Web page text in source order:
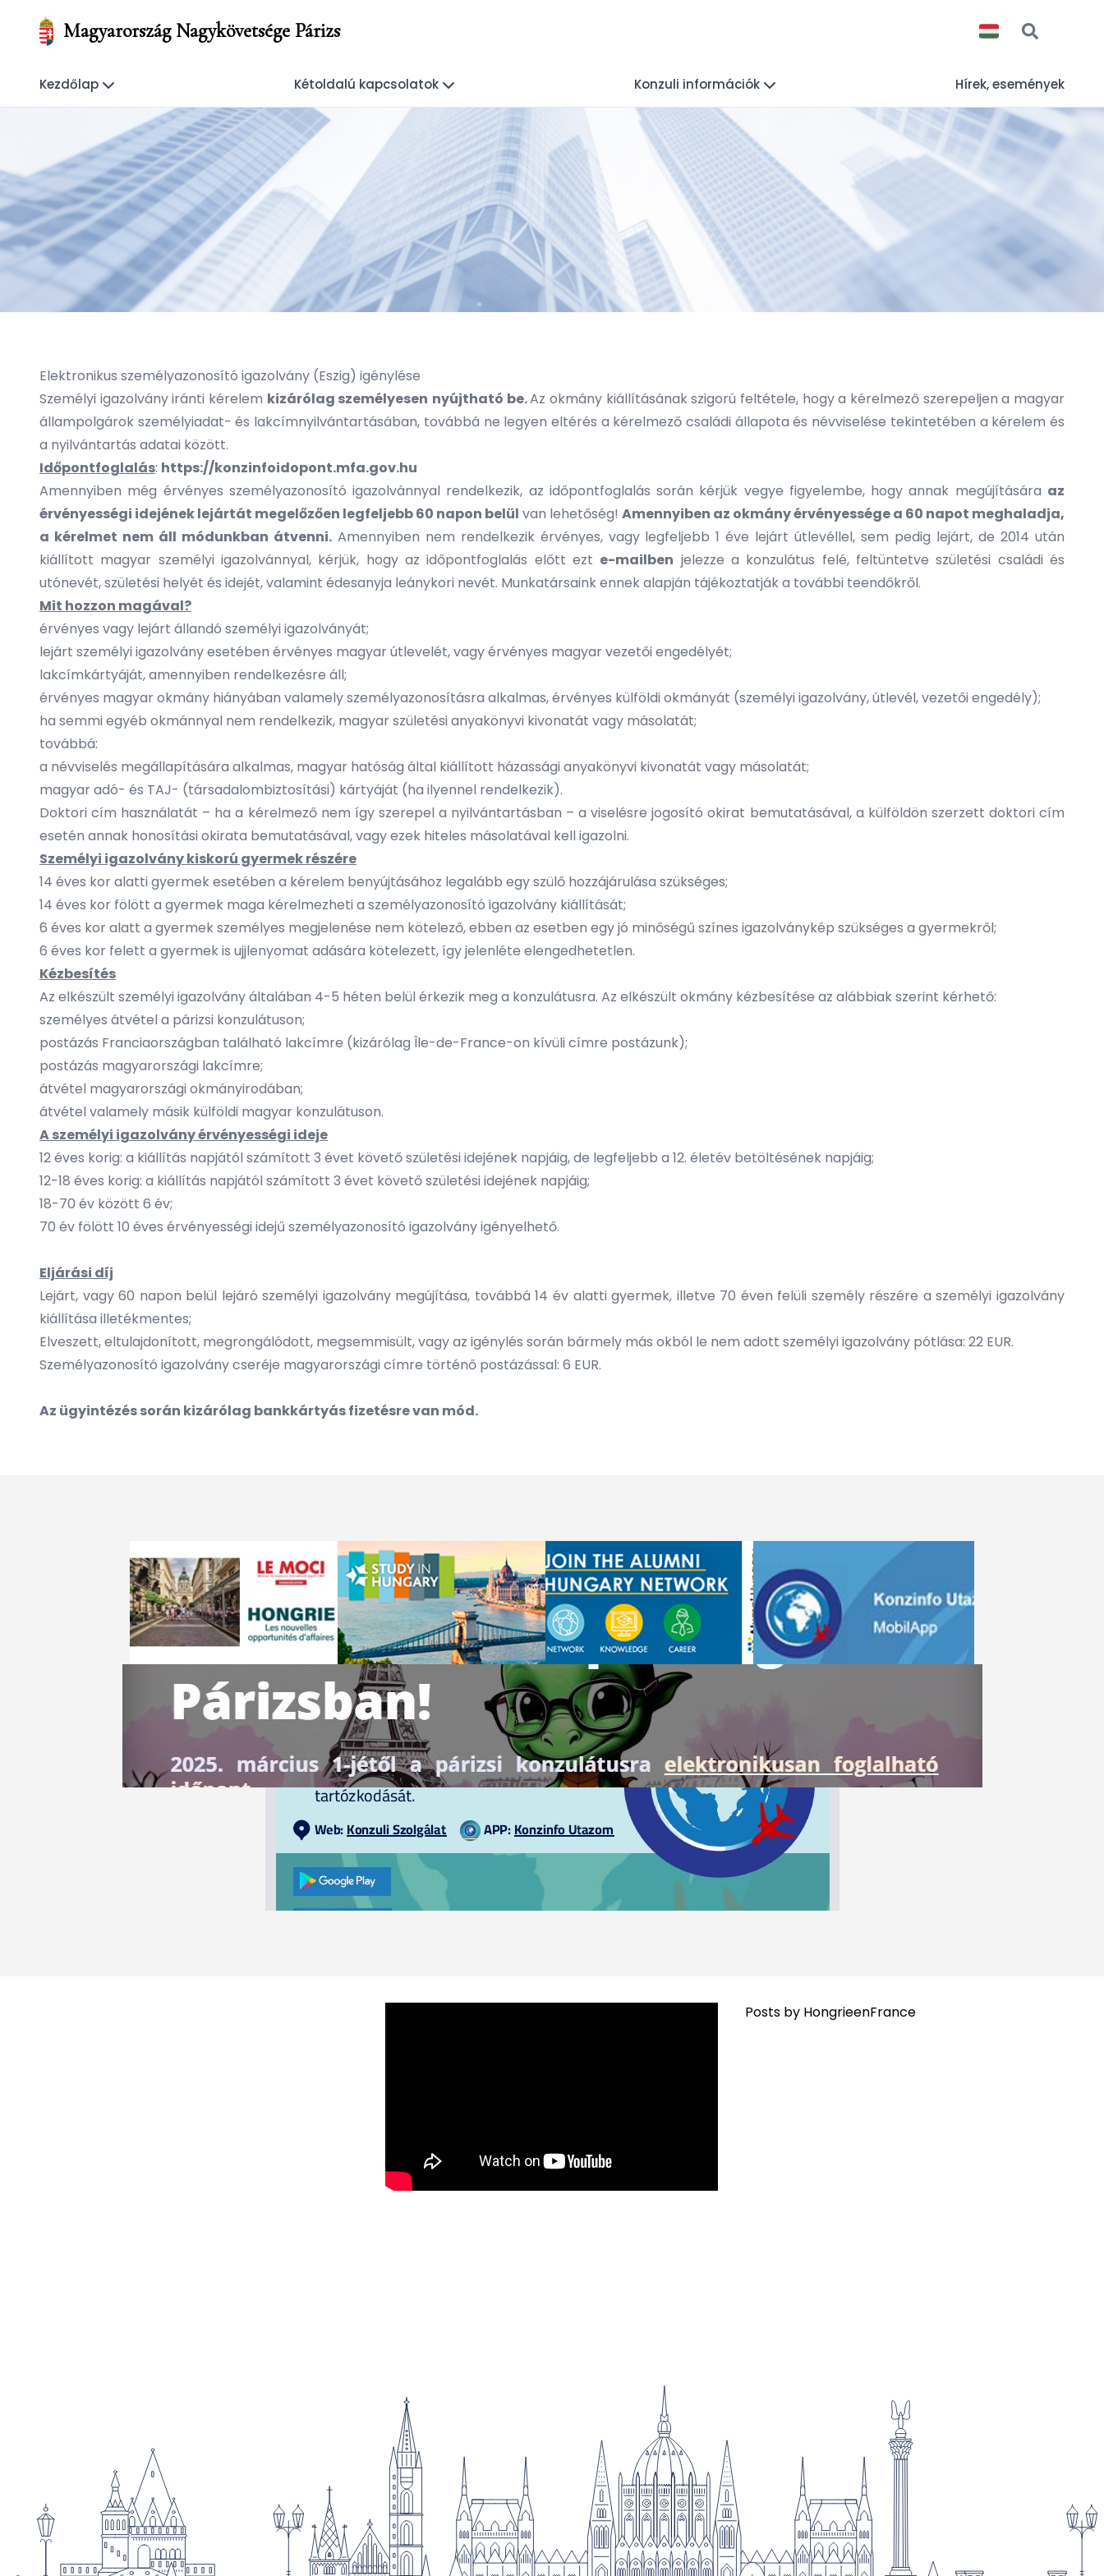
Magyarország Nagykövetsége Párizs
Kezdőlap Kétoldalú kapcsolatok Konzuli információk Hírek, események
Elektronikus személyazonosító igazolvány (Eszig) igénylése
Személyi igazolvány iránti kérelem kizárólag személyesen nyújtható be.Az okmány kiállításának szigorú feltétele, hogy a kérelmező szerepeljen a magyar
állampolgárok személyiadat- és lakcímnyilvántartásában, továbbá ne legyen eltérés a kérelmező családi állapota és névviselése tekintetében a kérelem és
a nyilvántartás adatai között.
Időpontfoglalás: https://konzinfoidopont.mfa.gov.hu
Amennyiben még érvényes személyazonosító igazolvánnyal rendelkezik, az időpontfoglalás során kérjük vegye figyelembe, hogy annak megújítására az
érvényességi idejének lejártát megelőzően legfeljebb 60 napon belül van lehetőség! Amennyiben az okmány érvényessége a 60 napot meghaladja,
a kérelmet nem áll módunkban átvenni.Amennyiben nem rendelkezik érvényes, vagy legfeljebb 1 éve lejárt útlevéllel, sem pedig lejárt, de 2014 után
kiállított magyar személyi igazolvánnyal, kérjük, hogy az időpontfoglalás előtt ezt e-mailben jelezze a konzulátus felé, feltüntetve születési családi és
utónevét, születési helyét és idejét, valamint édesanyja leánykori nevét. Munkatársaink ennek alapján tájékoztatják a további teendőkről.
Mit hozzon magával?
érvényes vagy lejárt állandó személyi igazolványát;
lejárt személyi igazolvány esetében érvényes magyar útlevelét, vagy érvényes magyar vezetői engedélyét;
lakcímkártyáját, amennyiben rendelkezésre áll;
érvényes magyar okmány hiányában valamely személyazonosításra alkalmas, érvényes külföldi okmányát (személyi igazolvány, útlevél, vezetői engedély);
ha semmi egyéb okmánnyal nem rendelkezik, magyar születési anyakönyvi kivonatát vagy másolatát;
továbbá:
a névviselés megállapítására alkalmas, magyar hatóság által kiállított házassági anyakönyvi kivonatát vagy másolatát;
magyar adó- és TAJ- (társadalombiztosítási) kártyáját (ha ilyennel rendelkezik).
Doktori cím használatát – ha a kérelmező nem így szerepel a nyilvántartásban – a viselésre jogosító okirat bemutatásával, a külföldön szerzett doktori cím
esetén annak honosítási okirata bemutatásával, vagy ezek hiteles másolatával kell igazolni.
Személyi igazolvány kiskorú gyermek részére
14 éves kor alatti gyermek esetében a kérelem benyújtásához legalább egy szülő hozzájárulása szükséges;
14 éves kor fölött a gyermek maga kérelmezheti a személyazonosító igazolvány kiállítását;
6 éves kor alatt a gyermek személyes megjelenése nem kötelező, ebben az esetben egy jó minőségű színes igazolványkép szükséges a gyermekről;
6 éves kor felett a gyermek is ujjlenyomat adására kötelezett, így jelenléte elengedhetetlen.
Kézbesítés
Az elkészült személyi igazolvány általában 4-5 héten belül érkezik meg a konzulátusra. Az elkészült okmány kézbesítése az alábbiak szerint kérhető:
személyes átvétel a párizsi konzulátuson;
postázás Franciaországban található lakcímre (kizárólag Île-de-France-on kívüli címre postázunk);
postázás magyarországi lakcímre;
átvétel magyarországi okmányirodában;
átvétel valamely másik külföldi magyar konzulátuson.
A személyi igazolvány érvényességi ideje
12 éves korig: a kiállítás napjától számított 3 évet követő születési idejének napjáig, de legfeljebb a 12. életév betöltésének napjáig;
12-18 éves korig: a kiállítás napjától számított 3 évet követő születési idejének napjáig;
18-70 év között 6 év;
70 év fölött 10 éves érvényességi idejű személyazonosító igazolvány igényelhető.
Eljárási díj
Lejárt, vagy 60 napon belül lejáró személyi igazolvány megújítása, továbbá 14 év alatti gyermek, illetve 70 éven felüli személy részére a személyi igazolvány
kiállítása illetékmentes;
Elveszett, eltulajdonított, megrongálódott, megsemmisült, vagy az igénylés során bármely más okból le nem adott személyi igazolvány pótlása: 22 EUR.
Személyazonosító igazolvány cseréje magyarországi címre történő postázással: 6 EUR.
Az ügyintézés során kizárólag bankkártyás fizetésre van mód.
Posts by HongrieenFrance